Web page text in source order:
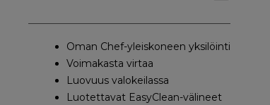
Oman Chef-yleiskoneen yksilöinti
Voimakasta virtaa
Luovuus valokeilassa
Luotettavat EasyClean-välineet